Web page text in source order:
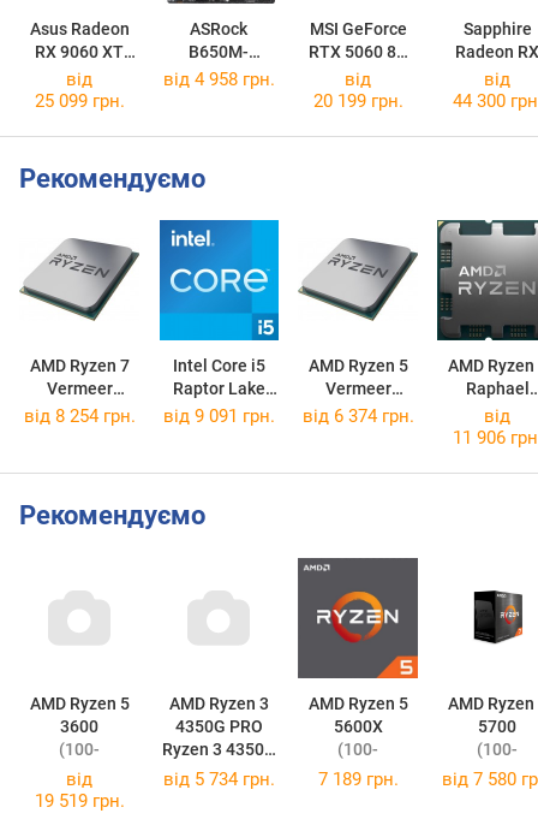
Asus Radeon
RX 9060 XT
Dual 16GB
ASRock
B650M-
HDV/M.2
MSI GeForce
RTX 5060 8G
VENTUS 2X OC
Sapphire
Radeon RX
9070 XT
NITRO+
від
25 099 грн.
від 4 958 грн.
від
20 199 грн.
від
44 300
Рекомендуємо
AMD Ryzen 7
Vermeer
5700X BOX
Intel Core i5
Raptor Lake
Refresh
AMD Ryzen 5
Vermeer
5600 BOX
AMD Ryzen
Raphael
7600X3D
від 8 254 грн. від 9 091 грн. від 6 374 грн.
від
11 906
Рекомендуємо
AMD Ryzen 5
3600
(100-
000000031)
AMD Ryzen 3
4350G PRO
Ryzen 3 4350G
PRO
AMD Ryzen 5
5600X
(100-
000000065)
AMD Ryzen 7
5700
(100-
від
19 519 грн.
від 5 734 грн. 7 189 грн. від 7 580